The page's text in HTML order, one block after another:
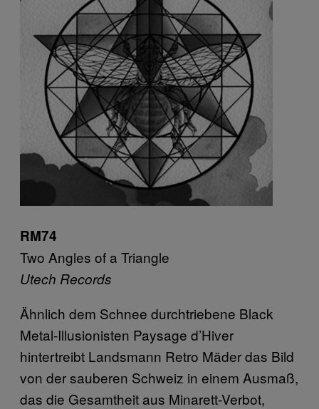
RM74
Two Angles of a Triangle
Utech Records
Ähnlich dem Schnee durchtriebene Black
Metal-Illusionisten Paysage d’Hiver
hintertreibt Landsmann Retro Mäder das Bild
von der sauberen Schweiz in einem Ausmaß,
das die Gesamtheit aus Minarett-Verbot,